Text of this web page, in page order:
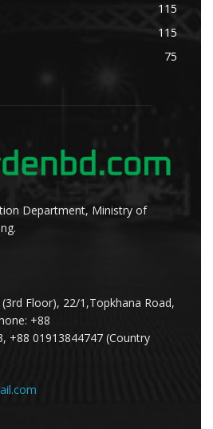
115
115
75
Department, Ministry of
Floor), 22/1,Topkhana Road,
+88
+88 01913844747 (Country